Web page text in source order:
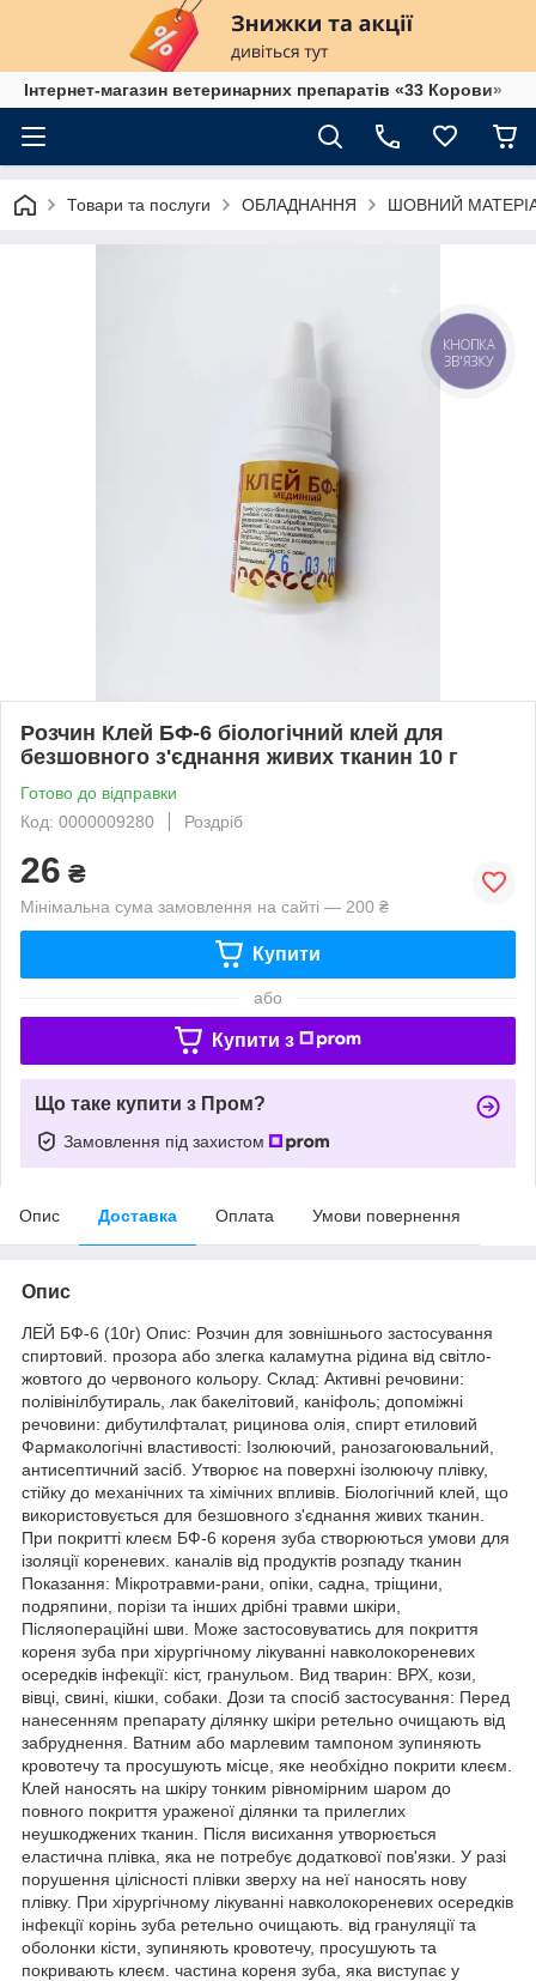
Інтернет-магазин ветеринарних препаратів «33 Корови»
Товари та послуги ОБЛАДНАННЯ ШОВНИЙ
Розчин Клей БФ-6 біологічний клей для
безшовного з'єднання живих тканин 10 г
Готово до відправки
Код: 0000009280
Роздріб
26 ₴
Мінімальна сума замовлення на сайті — 200 ₴
Купити
або
Купити з
Що таке купити з Пром?
Замовлення під захистом
Опис Доставка Оплата Умови повернення
Опис
ЛЕЙ БФ-6 (10г) Опис: Розчин для зовнішнього застосування
спиртовий. прозора або злегка каламутна рідина від світло-
жовтого до червоного кольору. Склад: Активні речовини:
полівінілбутираль, лак бакелітовий, каніфоль; допоміжні
речовини: дибутилфталат, рицинова олія, спирт етиловий
Фармакологічні властивості: Ізолюючий, ранозагоювальний,
антисептичний засіб. Утворює на поверхні ізолюючу плівку,
стійку до механічних та хімічних впливів. Біологічний клей, що
використовується для безшовного з'єднання живих тканин.
При покритті клеєм БФ-6 кореня зуба створюються умови для
ізоляції кореневих. каналів від продуктів розпаду тканин
Показання: Мікротравми-рани, опіки, садна, тріщини,
подряпини, порізи та інших дрібні травми шкіри,
Післяопераційні шви. Може застосовуватись для покриття
кореня зуба при хірургічному лікуванні навколокореневих
осередків інфекції: кіст, гранульом. Вид тварин: ВРХ, кози,
вівці, свині, кішки, собаки. Дози та спосіб застосування: Перед
нанесенням препарату ділянку шкіри ретельно очищають від
забруднення. Ватним або марлевим тампоном зупиняють
кровотечу та просушують місце, яке необхідно покрити клеєм.
Клей наносять на шкіру тонким рівномірним шаром до
повного покриття ураженої ділянки та прилеглих
неушкоджених тканин. Після висихання утворюється
еластична плівка, яка не потребує додаткової пов'язки. У разі
порушення цілісності плівки зверху на неї наносять нову
плівку. При хірургічному лікуванні навколокореневих осередків
інфекції корінь зуба ретельно очищають. від грануляції та
оболонки кісти, зупиняють кровотечу, просушують та
покривають клеєм. частина кореня зуба, яка виступає у
КНОПКА
ЗВ'ЯЗКУ